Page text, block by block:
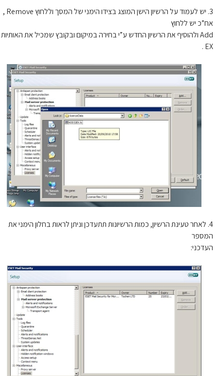
3. יש לעמוד על הרשיון הישן המוצג בצידו הימני של המסך וללחוץ Remove ,
יש ללחוץ
Add ולהוסיף את הרשיון החדש ע”י בחירה במיקום ובקובץ שמכיל את האותיות
לאחר טעינת הרשיון, כמות הרשיונות תתעדכן וניתן לראות בחלון הימני את